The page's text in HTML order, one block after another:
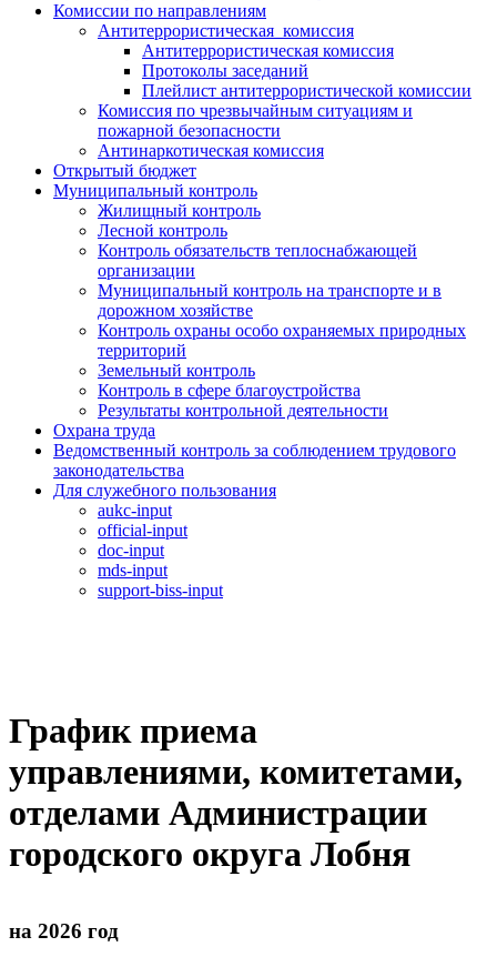
Комиссии по направлениям
Антитеррористическая комиссия
Антитеррористическая комиссия
Протоколы заседаний
Плейлист антитеррористической комиссии
Комиссия по чрезвычайным ситуациям и
пожарной безопасности
Антинаркотическая комиссия
Открытый бюджет
Муниципальный контроль
Жилищный контроль
Лесной контроль
Контроль обязательств теплоснабжающей
организации
Муниципальный контроль на транспорте и в
дорожном хозяйстве
Контроль охраны особо охраняемых природных
территорий
Земельный контроль
Контроль в сфере благоустройства
Результаты контрольной деятельности
Охрана труда
Ведомственный контроль за соблюдением трудового
законодательства
Для служебного пользования
aukc-input
official-input
doc-input
mds-input
support-biss-input
График приема
управлениями, комитетами,
отделами Администрации
городского округа Лобня
на 2026 год